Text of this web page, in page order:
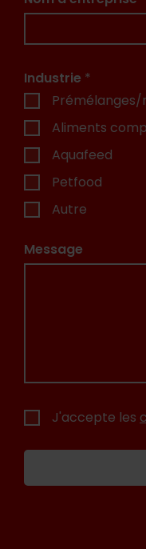
Industrie *
Prémélanges/
Aliments
Aquafeed
Petfood
Autre
Message
J'accepte les